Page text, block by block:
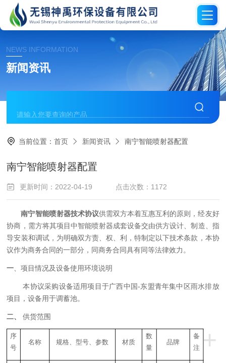
NEWS INFORMATION
新闻资讯
当前位置：首页 新闻资讯 南宁智能喷射器配置
南宁智能喷射器配置
更新时间：2022-04-19 点击次数：1172
南宁智能喷射器技术协议供需双方本着互惠互利的原则，经友好
协商，需方将其项目中智能喷射器成套设备交由供方设计、制造、指
导安装和调试，为明确双方责、权、利，特制定以下技术条款 ， 本协
议作为商务合同的一部分，同商务合同具有同等法律效力 。
一 、项目情况及设备使用环境说明
本协议采购设备适用项目于广西中国-东盟青年集中区雨水排放
项目 ，设备用于调蓄池。
二、供货范围
+
序
号
名称 规格、型号、参数 材质
数
量
品牌
备
注